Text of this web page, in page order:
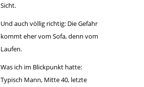
Sicht.
Und auch völlig richtig: Die Gefahr
kommt eher vom Sofa, denn vom
Laufen.
Was ich im Blickpunkt hatte:
Typisch Mann, Mitte 40, letzte